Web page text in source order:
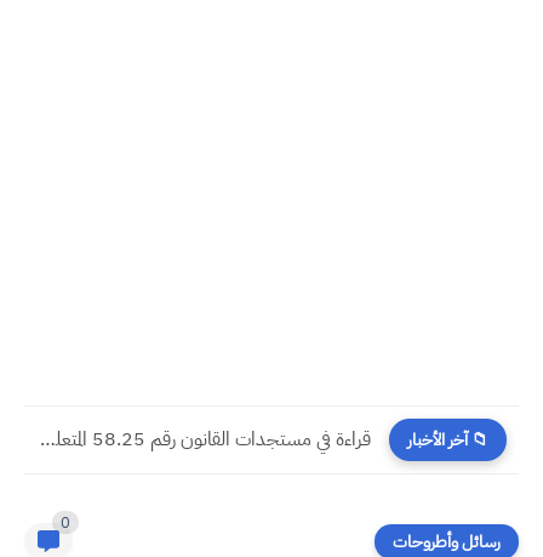
📁 آخر الأخبار ​قراءة في مستجدات القانون رقم 58.25 المتعلق بالمسطرة المدنية
رسائل وأطروحات
0